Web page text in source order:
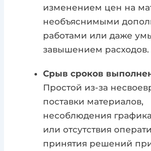
изменением цен на
необъяснимыми
работами или даже
завышением расходов.
Срыв сроков
Простой из-за
поставки материалов,
несоблюдения
или отсутствия
принятия решений